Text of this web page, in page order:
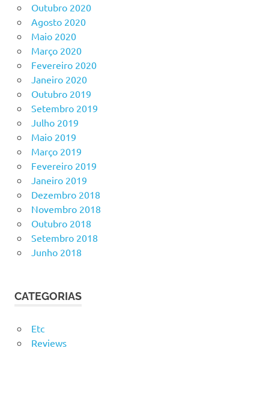
Outubro 2020
Agosto 2020
Maio 2020
Março 2020
Fevereiro 2020
Janeiro 2020
Outubro 2019
Setembro 2019
Julho 2019
Maio 2019
Março 2019
Fevereiro 2019
Janeiro 2019
Dezembro 2018
Novembro 2018
Outubro 2018
Setembro 2018
Junho 2018
CATEGORIAS
Etc
Reviews